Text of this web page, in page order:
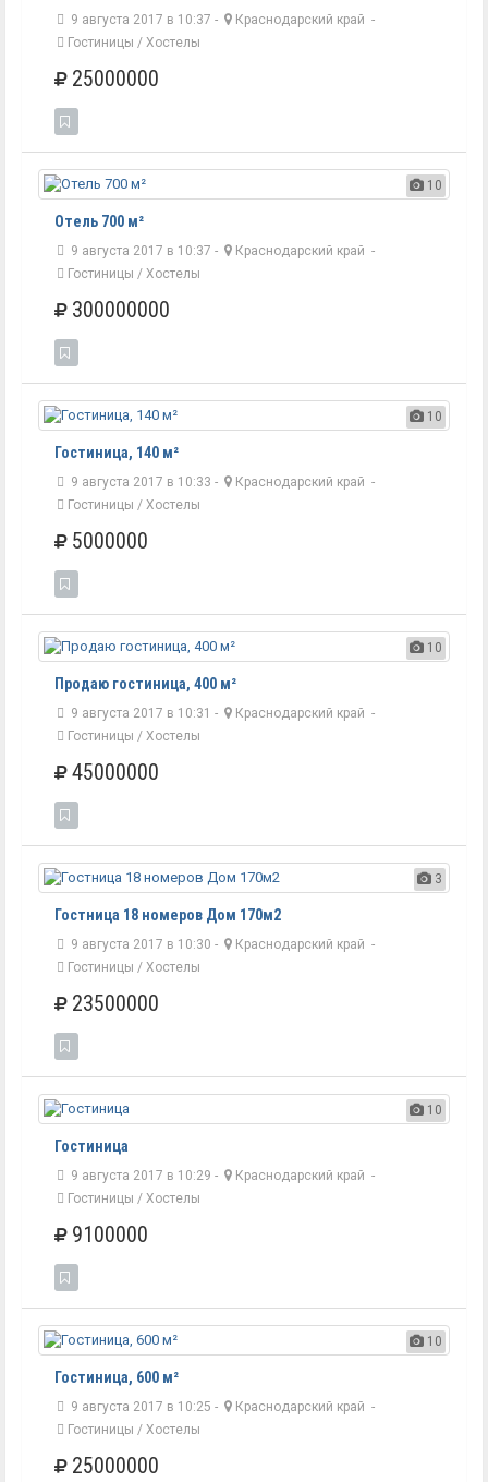
9 августа 2017 в 10:37 - Краснодарский край -
Гостиницы / Хостелы
25000000
10
Отель 700 м²
9 августа 2017 в 10:37 - Краснодарский край -
Гостиницы / Хостелы
300000000
10
Гостиница, 140 м²
9 августа 2017 в 10:33 - Краснодарский край -
Гостиницы / Хостелы
5000000
10
Продаю гостиница, 400 м²
9 августа 2017 в 10:31 - Краснодарский край -
Гостиницы / Хостелы
45000000
3
Гостница 18 номеров Дом 170м2
9 августа 2017 в 10:30 - Краснодарский край -
Гостиницы / Хостелы
23500000
10
Гостиница
9 августа 2017 в 10:29 - Краснодарский край -
Гостиницы / Хостелы
9100000
10
Гостиница, 600 м²
9 августа 2017 в 10:25 - Краснодарский край -
Гостиницы / Хостелы
25000000